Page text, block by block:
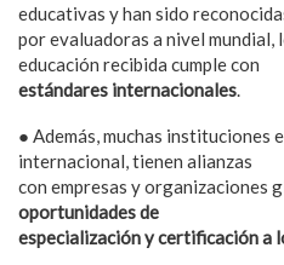
educativas y han sido
por evaluadoras a nivel mundial,
educación recibida cumple con
estándares internacionales.
● Además, muchas instituciones
internacional, tienen alianzas
con empresas y organizaciones
oportunidades de
especialización y certificación a